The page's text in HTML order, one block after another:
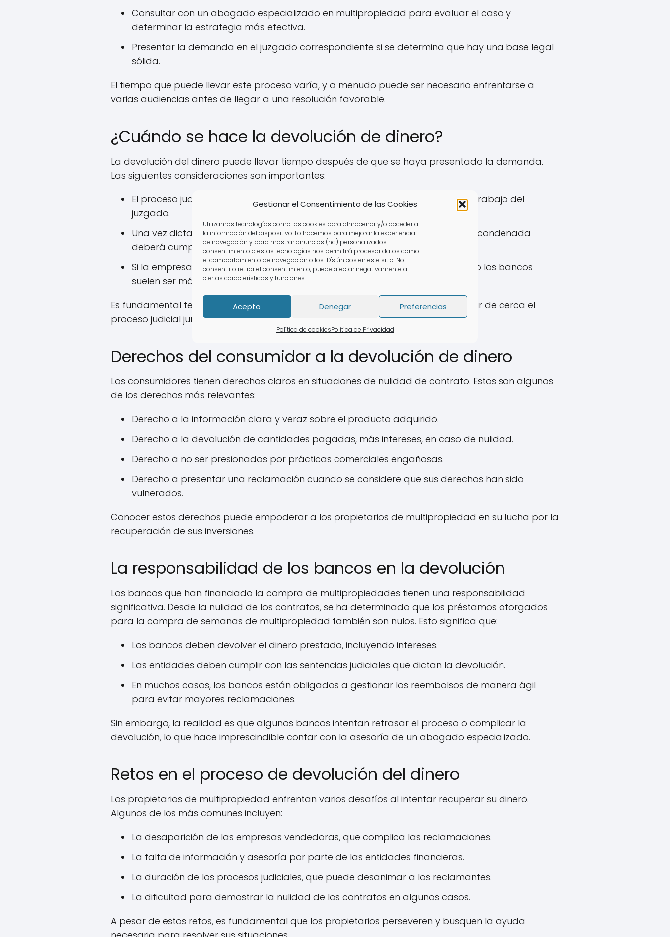
Gestionar el Consentimiento de las Cookies
Utilizamos tecnologías como las cookies para almacenar y/o acceder a
la información del dispositivo. Lo hacemos para mejorar la experiencia
de navegación y para mostrar anuncios (no) personalizados. El
consentimiento a estas tecnologías nos permitirá procesar datos como
el comportamiento de navegación o los ID's únicos en este sitio. No
consentir o retirar el consentimiento, puede afectar negativamente a
ciertas características y funciones.
Acepto Denegar Preferencias
Política de cookiesPolítica de Privacidad
Consultar con un abogado especializado en multipropiedad para evaluar el caso y
determinar la estrategia más efectiva.
Presentar la demanda en el juzgado correspondiente si se determina que hay una base legal
sólida.
El tiempo que puede llevar este proceso varía, y a menudo puede ser necesario enfrentarse a
varias audiencias antes de llegar a una resolución favorable.
¿Cuándo se hace la devolución de dinero?
La devolución del dinero puede llevar tiempo después de que se haya presentado la demanda.
Las siguientes consideraciones son importantes:
El proceso judicial puede tardar varios meses, dependiendo de la carga de trabajo del
juzgado.
Una vez dictada la sentencia a favor del propietario, el banco o la empresa condenada
deberá cumplir con la devolución en un plazo específico.
Si la empresa vendedora ha desaparecido, la reclamación se complica, pero los bancos
suelen ser más accesibles para resolver estas situaciones.
Es fundamental tener expectativas realistas respecto al tiempo de espera y seguir de cerca el
proceso judicial junto a un abogado.
Derechos del consumidor a la devolución de dinero
Los consumidores tienen derechos claros en situaciones de nulidad de contrato. Estos son algunos
de los derechos más relevantes:
Derecho a la información clara y veraz sobre el producto adquirido.
Derecho a la devolución de cantidades pagadas, más intereses, en caso de nulidad.
Derecho a no ser presionados por prácticas comerciales engañosas.
Derecho a presentar una reclamación cuando se considere que sus derechos han sido
vulnerados.
Conocer estos derechos puede empoderar a los propietarios de multipropiedad en su lucha por la
recuperación de sus inversiones.
La responsabilidad de los bancos en la devolución
Los bancos que han financiado la compra de multipropiedades tienen una responsabilidad
significativa. Desde la nulidad de los contratos, se ha determinado que los préstamos otorgados
para la compra de semanas de multipropiedad también son nulos. Esto significa que:
Los bancos deben devolver el dinero prestado, incluyendo intereses.
Las entidades deben cumplir con las sentencias judiciales que dictan la devolución.
En muchos casos, los bancos están obligados a gestionar los reembolsos de manera ágil
para evitar mayores reclamaciones.
Sin embargo, la realidad es que algunos bancos intentan retrasar el proceso o complicar la
devolución, lo que hace imprescindible contar con la asesoría de un abogado especializado.
Retos en el proceso de devolución del dinero
Los propietarios de multipropiedad enfrentan varios desafíos al intentar recuperar su dinero.
Algunos de los más comunes incluyen:
La desaparición de las empresas vendedoras, que complica las reclamaciones.
La falta de información y asesoría por parte de las entidades financieras.
La duración de los procesos judiciales, que puede desanimar a los reclamantes.
La dificultad para demostrar la nulidad de los contratos en algunos casos.
A pesar de estos retos, es fundamental que los propietarios perseveren y busquen la ayuda